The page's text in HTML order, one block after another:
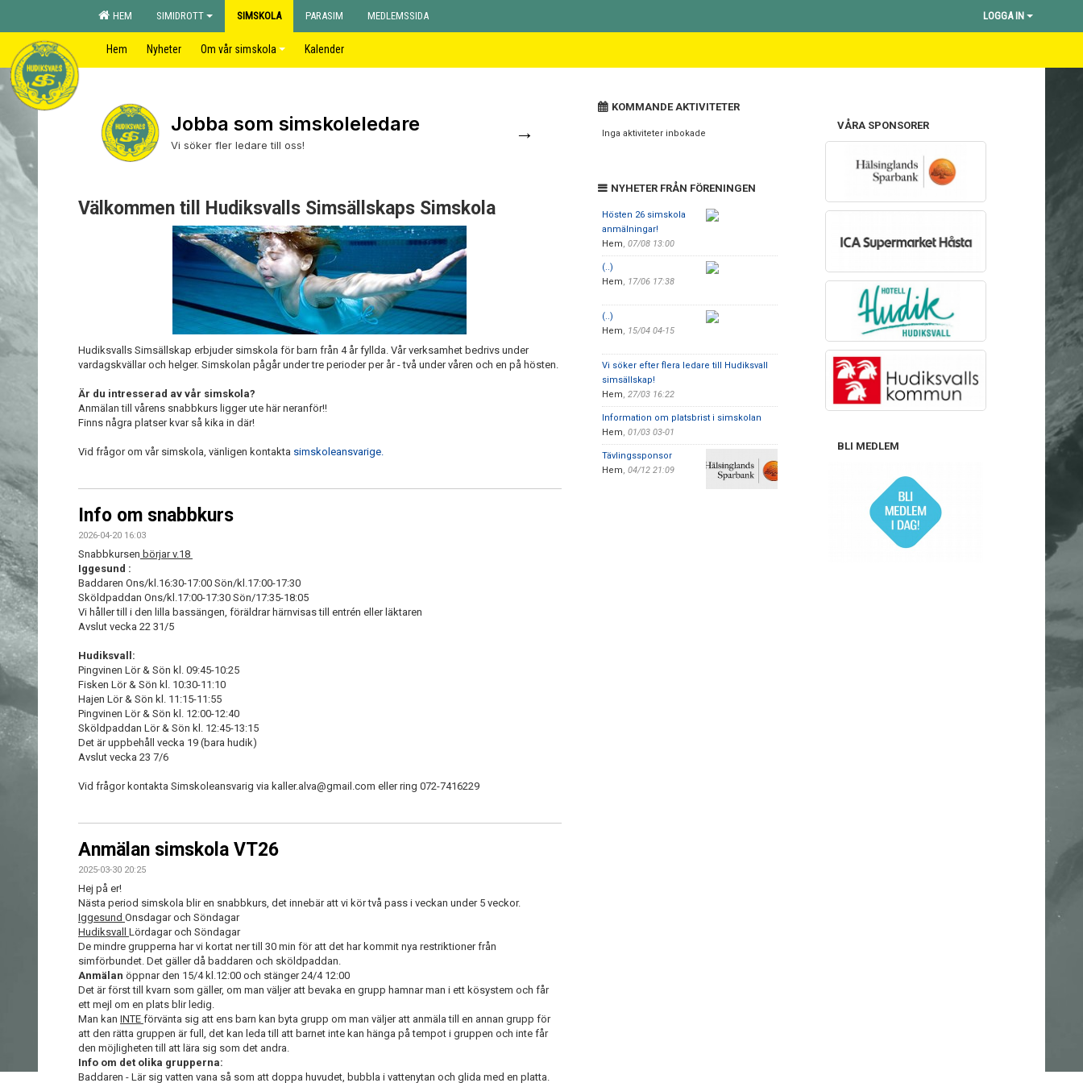
HEM SIMIDROTT SIMSKOLA PARASIM MEDLEMSSIDA LOGGA IN
Hem Nyheter Om vår simskola Kalender
Jobba som simskoleledare
Vi söker fler ledare till oss!
→
Välkommen till Hudiksvalls Simsällskaps Simskola
Hudiksvalls Simsällskap erbjuder simskola för barn från 4 år fyllda. Vår verksamhet bedrivs under
vardagskvällar och helger. Simskolan pågår under tre perioder per år - två under våren och en på hösten.
Är du intresserad av vår simskola?
Anmälan till vårens snabbkurs ligger ute här neranför!!
Finns några platser kvar så kika in där!
Vid frågor om vår simskola, vänligen kontakta simskoleansvarige.
Info om snabbkurs
2026-04-20 16:03
Snabbkursen börjar v.18
Iggesund :
Baddaren Ons/kl.16:30-17:00 Sön/kl.17:00-17:30
Sköldpaddan Ons/kl.17:00-17:30 Sön/17:35-18:05
Vi håller till i den lilla bassängen, föräldrar härnvisas till entrén eller läktaren
Avslut vecka 22 31/5
Hudiksvall:
Pingvinen Lör & Sön kl. 09:45-10:25
Fisken Lör & Sön kl. 10:30-11:10
Hajen Lör & Sön kl. 11:15-11:55
Pingvinen Lör & Sön kl. 12:00-12:40
Sköldpaddan Lör & Sön kl. 12:45-13:15
Det är uppbehåll vecka 19 (bara hudik)
Avslut vecka 23 7/6
Vid frågor kontakta Simskoleansvarig via kaller.alva@gmail.com eller ring 072-7416229
Anmälan simskola VT26
2025-03-30 20:25
Hej på er!
Nästa period simskola blir en snabbkurs, det innebär att vi kör två pass i veckan under 5 veckor.
Iggesund Onsdagar och Söndagar
Hudiksvall Lördagar och Söndagar
De mindre grupperna har vi kortat ner till 30 min för att det har kommit nya restriktioner från
simförbundet. Det gäller då baddaren och sköldpaddan.
Anmälan öppnar den 15/4 kl.12:00 och stänger 24/4 12:00
Det är först till kvarn som gäller, om man väljer att bevaka en grupp hamnar man i ett kösystem och får
ett mejl om en plats blir ledig.
Man kan INTE förvänta sig att ens barn kan byta grupp om man väljer att anmäla till en annan grupp för
att den rätta gruppen är full, det kan leda till att barnet inte kan hänga på tempot i gruppen och inte får
den möjligheten till att lära sig som det andra.
Info om det olika grupperna:
Baddaren - Lär sig vatten vana så som att doppa huvudet, bubbla i vattenytan och glida med en platta.
KOMMANDE AKTIVITETER
Inga aktiviteter inbokade
NYHETER FRÅN FÖRENINGEN
Hösten 26 simskola
anmälningar!
Hem, 07/08 13:00
(..)
Hem, 17/06 17:38
(..)
Hem, 15/04 04-15
Vi söker efter flera ledare till Hudiksvall
simsällskap!
Hem, 27/03 16:22
Information om platsbrist i simskolan
Hem, 01/03 03-01
Tävlingssponsor
Hem, 04/12 21:09
VÅRA SPONSORER
BLI MEDLEM